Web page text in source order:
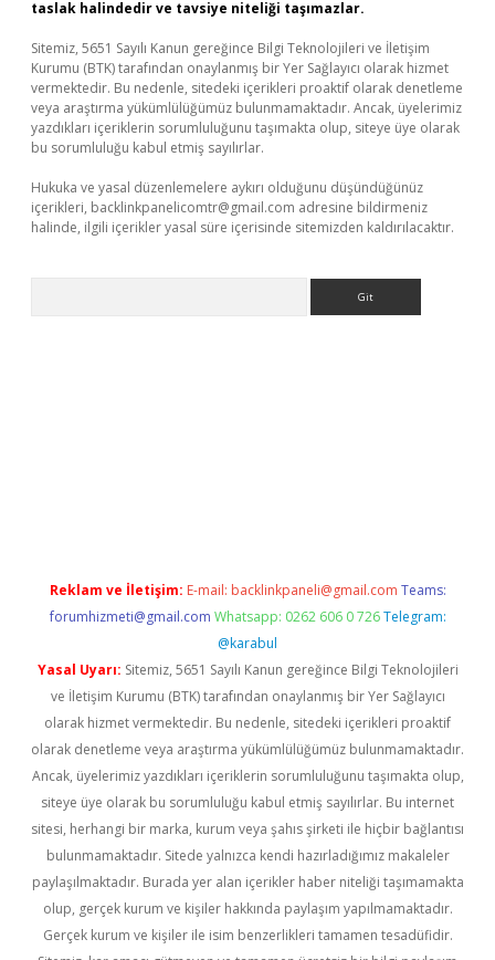
taslak halindedir ve tavsiye niteliği taşımazlar.
Sitemiz, 5651 Sayılı Kanun gereğince Bilgi Teknolojileri ve İletişim
Kurumu (BTK) tarafından onaylanmış bir Yer Sağlayıcı olarak hizmet
vermektedir. Bu nedenle, sitedeki içerikleri proaktif olarak denetleme
veya araştırma yükümlülüğümüz bulunmamaktadır. Ancak, üyelerimiz
yazdıkları içeriklerin sorumluluğunu taşımakta olup, siteye üye olarak
bu sorumluluğu kabul etmiş sayılırlar.
Hukuka ve yasal düzenlemelere aykırı olduğunu düşündüğünüz
içerikleri, backlinkpanelicomtr@gmail.com adresine bildirmeniz
halinde, ilgili içerikler yasal süre içerisinde sitemizden kaldırılacaktır.
Reklam ve İletişim: E-mail: backlinkpaneli@gmail.com Teams:
forumhizmeti@gmail.com Whatsapp: 0262 606 0 726 Telegram:
@karabul
Yasal Uyarı: Sitemiz, 5651 Sayılı Kanun gereğince Bilgi Teknolojileri
ve İletişim Kurumu (BTK) tarafından onaylanmış bir Yer Sağlayıcı
olarak hizmet vermektedir. Bu nedenle, sitedeki içerikleri proaktif
olarak denetleme veya araştırma yükümlülüğümüz bulunmamaktadır.
Ancak, üyelerimiz yazdıkları içeriklerin sorumluluğunu taşımakta olup,
siteye üye olarak bu sorumluluğu kabul etmiş sayılırlar. Bu internet
sitesi, herhangi bir marka, kurum veya şahıs şirketi ile hiçbir bağlantısı
bulunmamaktadır. Sitede yalnızca kendi hazırladığımız makaleler
paylaşılmaktadır. Burada yer alan içerikler haber niteliği taşımamakta
olup, gerçek kurum ve kişiler hakkında paylaşım yapılmamaktadır.
Gerçek kurum ve kişiler ile isim benzerlikleri tamamen tesadüfidir.